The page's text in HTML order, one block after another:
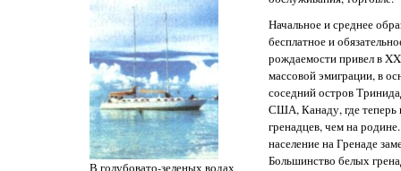
В голубовато-зеленых водах
Начальное и среднее
бесплатное и
рождаемости привел в
массовой эмиграции, в
соседний остров
США, Канаду, где теперь
гренадцев, чем на
население на Гренаде
Большинство белых